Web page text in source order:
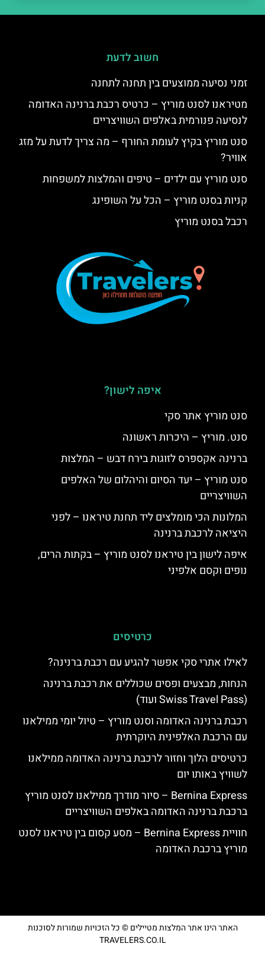
חשוב לדעת
זמני נסיעה ממוצעים בין תחנה לתחנה
מטיראנו לסנט מוריץ – כרטיס רכבת ברנינה האדומה
לנסיעה פנורמית באלפים השוויצריים
סנט מוריץ בקיץ לעומת החורף – מה צריך לדעת על מזג
אוויר?
סנט מוריץ עם ילדים – טיפים והמלצות למשפחות
קניות בסנט מוריץ – הכל על השופינג
רכבל בסנט מוריץ
איפה לישון?
סנט מוריץ אתר סקי
סנט. מוריץ – היכרות ראשונה
ברנינה אקספרס לזוגות בירח דבש – המלצות
סנט מוריץ – יעד הסיום והיהלום של האלפים
השוויצריים
המלונות הכי מומלצים ליד תחנת טיראנו – לפני
היציאה לרכבת ברנינה
איפה לישון בין טיראנו לסנט מוריץ – בקתות הרים,
נופים וקסם אלפיני
כרטיסים
לאילו אתרי סקי אפשר להגיע עם רכבת ברנינה?
הנחות, מבצעים ופסים שכוללים את רכבת ברנינה
(Swiss Travel Pass ועוד)
רכבת ברנינה האדומה וסנט מוריץ – טיול יומי ממילאנו
עם הרכבת האלפינית היוקרתית
כרטיסים הלוך וחזור לרכבת ברנינה האדומה ממילאנו
לשוויץ באותו יום
Bernina Express – סיור מודרך ממילאנו לסנט מוריץ
ברכבת ברנינה האדומה באלפים השוויצריים
חוויית Bernina Express – מסע קסום בין טיראנו לסנט
מוריץ ברכבת האדומה
האתר הינו אתר המלצות מטיילים © כל הזכויות שמורות לסוכנות
TRAVELERS.CO.IL